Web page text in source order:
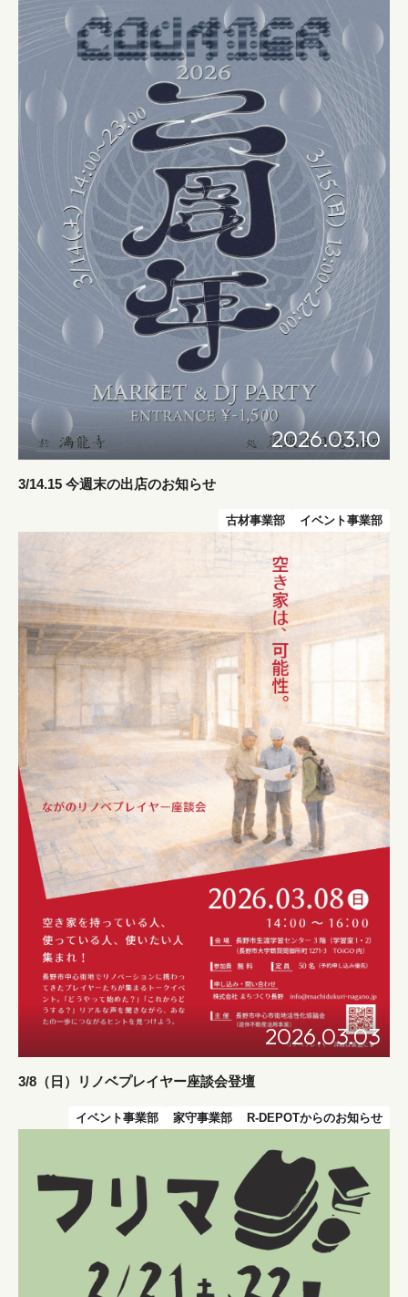
2026.03.10
3/14.15 今週末の出店のお知らせ
古材事業部 イベント事業部
2026.03.03
3/8（日）リノベプレイヤー座談会登壇
イベント事業部 家守事業部 R-DEPOTからのお知らせ